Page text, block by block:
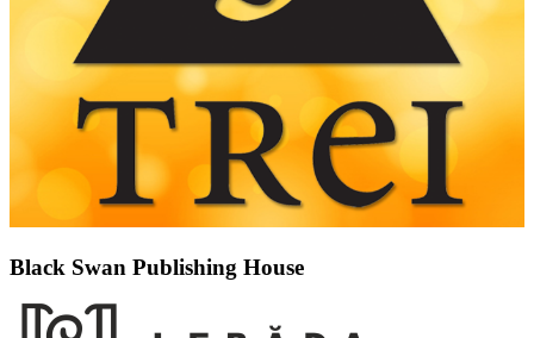
Black Swan Publishing House